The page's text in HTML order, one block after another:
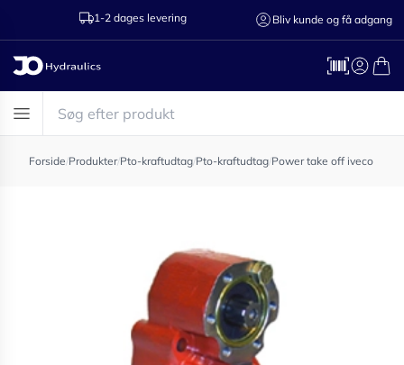
1-2 dages levering Ring til os
Bliv kunde og få adgang
Forside/Produkter/Pto-kraftudtag/Pto-kraftudtag/Power take off iveco